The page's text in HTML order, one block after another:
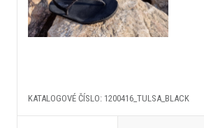
KATALOGOVÉ ČÍSLO: 1200416_TULSA_BLACK